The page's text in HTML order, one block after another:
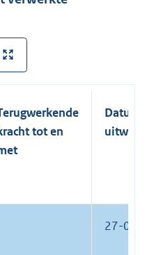
tot en
Datum
27-02-